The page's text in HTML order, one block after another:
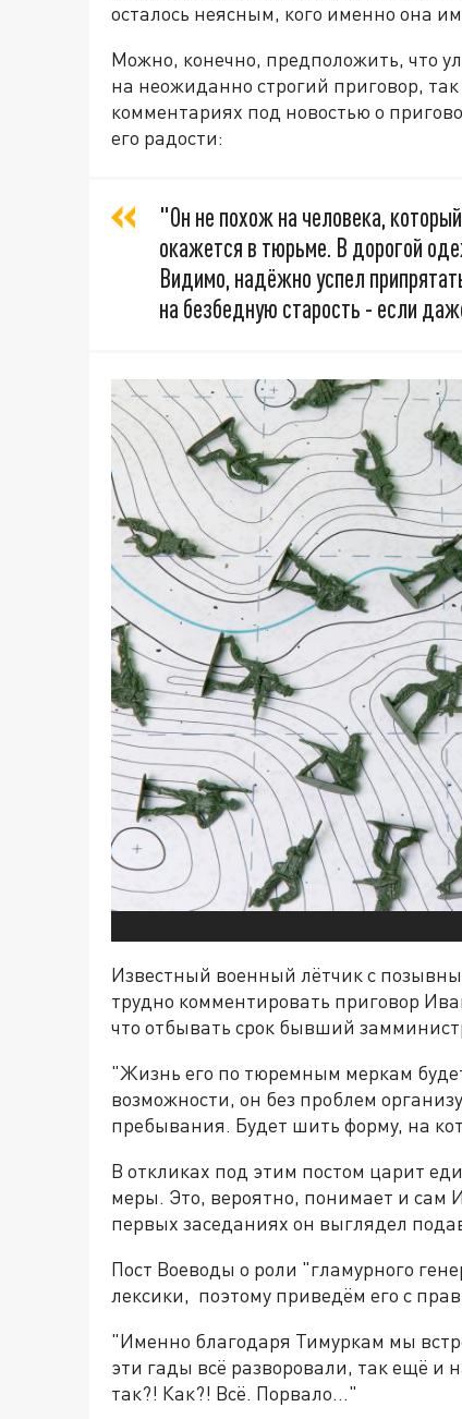
осталось неясным, кого именно она
Можно, конечно, предположить, что
на неожиданно строгий приговор,
комментариях под новостью о
его радости:
"Он не похож на человека,
окажется в тюрьме. В дорогой
Видимо, надёжно успел
на безбедную старость - если
Известный военный лётчик с
трудно комментировать приговор
что отбывать срок бывший
"Жизнь его по тюремным меркам
возможности, он без проблем
пребывания. Будет шить форму, на
В откликах под этим постом царит
меры. Это, вероятно, понимает и сам
первых заседаниях он выглядел
Пост Воеводы о роли "гламурного
лексики, поэтому приведём его с
"Именно благодаря Тимуркам мы
эти гады всё разворовали, так ещё и
так?! Как?! Всё. Порвало…"